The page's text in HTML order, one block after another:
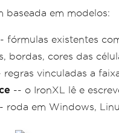
baseada em modelos:
fórmulas existentes
bordas, cores das
regras vinculadas a
-- o IronXL lê e
roda em Windows,